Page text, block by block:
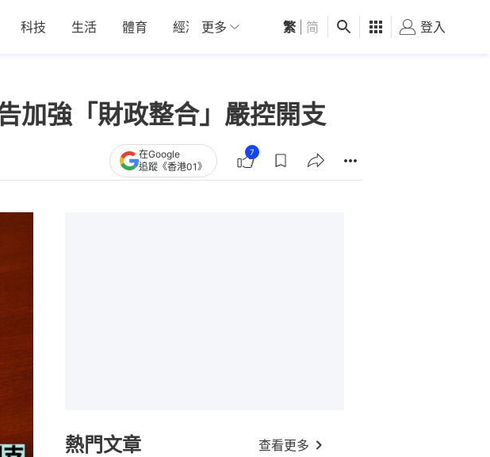
科技 生活 體育 經濟 01深圳 觀點 健康 好食玩飛
更多 繁 简 登入
強「財政整合」嚴控開支
在Google
追蹤《香港01》
7
熱門文章 查看更多